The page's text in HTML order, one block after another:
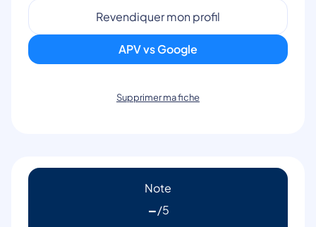
Revendiquer mon profil
APV vs Google
Supprimer ma fiche
Note
-